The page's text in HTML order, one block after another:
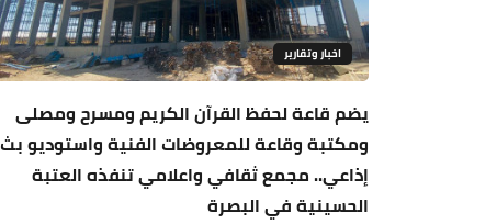
اخبار وتقارير
يضم قاعة لحفظ القرآن الكريم ومسرح ومصلى
ومكتبة وقاعة للمعروضات الفنية واستوديو بث
إذاعي.. مجمع ثقافي واعلامي تنفذه العتبة
الحسينية في البصرة